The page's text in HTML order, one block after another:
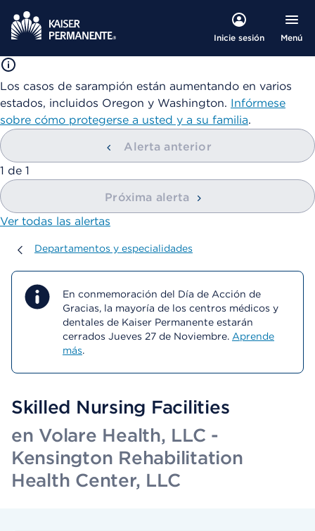
Inicie sesión Menú
Los casos de sarampión están aumentando en varios
estados, incluidos Oregon y Washington. Infórmese
sobre cómo protegerse a usted y a su familia.
Alerta anterior
mostrando
1 de 1
Próxima alerta
Ver todas las alertas
Departamentos y especialidades
Departamentos y especialidades
En conmemoración del Día de Acción de
Gracias, la mayoría de los centros médicos y
dentales de Kaiser Permanente estarán
cerrados Jueves 27 de Noviembre. Aprende
más.
Skilled Nursing Facilities
en Volare Health, LLC -
Kensington Rehabilitation
Health Center, LLC